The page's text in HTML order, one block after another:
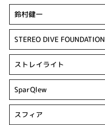
鈴村健一
STEREO DIVE FOUNDATION
ストレイライト
SparQlew
スフィア